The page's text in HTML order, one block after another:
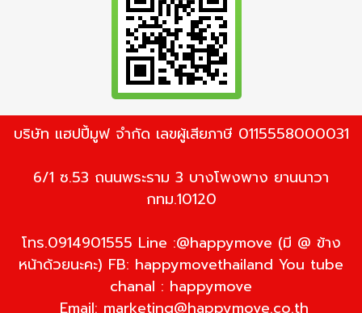
บริษัท แฮปปี้มูฟ จำกัด เลขผู้เสียภาษี 0115558000031
6/1 ซ.53 ถนนพระราม 3 บางโพงพาง ยานนาวา
กทม.10120
โทร.0914901555 Line :@happymove (มี @ ข้าง
หน้าด้วยนะคะ) FB: happymovethailand You tube
chanal : happymove
Email: marketing@happymove.co.th